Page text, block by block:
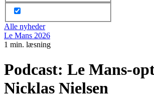
Alle nyheder
Le Mans 2026
1 min. læsning
Podcast: Le Mans-
Nicklas Nielsen